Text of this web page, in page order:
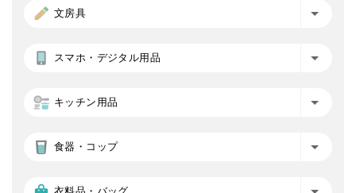
文房具
スマホ・デジタル用品
キッチン用品
食器・コップ